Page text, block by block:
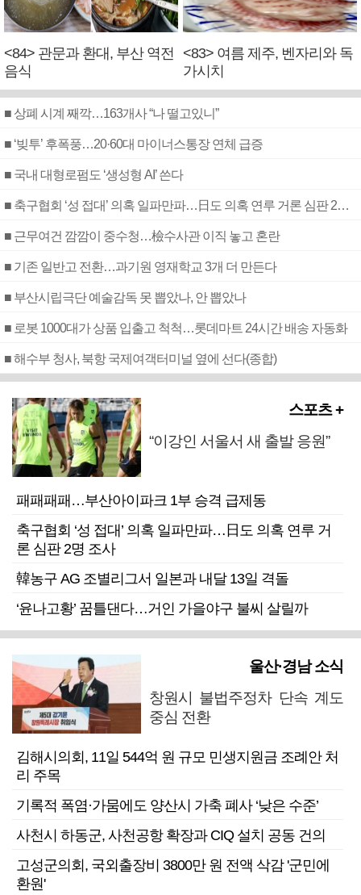
<84> 관문과 환대, 부산 역전
음식
<83> 여름 제주, 벤자리와 독
가시치
■ 상폐 시계 째깍…163개사 “나 떨고있니”
■ ‘빚투’ 후폭풍…20·60대 마이너스통장 연체 급증
■ 국내 대형로펌도 ‘생성형 AI’ 쓴다
■ 축구협회 ‘성 접대’ 의혹 일파만파…日도 의혹 연루 거론 심판 2명 조사
■ 근무여건 깜깜이 중수청…檢수사관 이직 놓고 혼란
■ 기존 일반고 전환…과기원 영재학교 3개 더 만든다
■ 부산시립극단 예술감독 못 뽑았나, 안 뽑았나
■ 로봇 1000대가 상품 입출고 척척…롯데마트 24시간 배송 자동화
■ 해수부 청사, 북항 국제여객터미널 옆에 선다(종합)
스포츠 +
“이강인 서울서 새 출발 응원”
패패패패…부산아이파크 1부 승격 급제동
축구협회 ‘성 접대’ 의혹 일파만파…日도 의혹 연루 거
론 심판 2명 조사
韓농구 AG 조별리그서 일본과 내달 13일 격돌
‘윤나고황’ 꿈틀댄다…거인 가을야구 불씨 살릴까
울산·경남 소식
창원시 불법주정차 단속 계도
중심 전환
김해시의회, 11일 544억 원 규모 민생지원금 조례안 처
리 주목
기록적 폭염·가뭄에도 양산시 가축 폐사 ‘낮은 수준’
사천시 하동군, 사천공항 확장과 CIQ 설치 공동 건의
고성군의회, 국외출장비 3800만 원 전액 삭감 '군민에
환원'